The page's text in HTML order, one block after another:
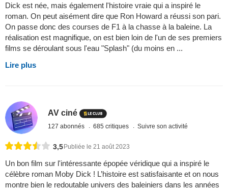
Dick est née, mais également l'histoire vraie qui a inspiré le
roman. On peut aisément dire que Ron Howard a réussi son pari.
On passe donc des courses de F1 à la chasse à la baleine. La
réalisation est magnifique, on est bien loin de l'un de ses premiers
films se déroulant sous l'eau "Splash" (du moins en ...
Lire plus
AV ciné
127 abonnés 685 critiques Suivre son activité
3,5 Publiée le 21 août 2023
Un bon film sur l'intéressante épopée véridique qui a inspiré le
célèbre roman Moby Dick ! L’histoire est satisfaisante et on nous
montre bien le redoutable univers des baleiniers dans les années